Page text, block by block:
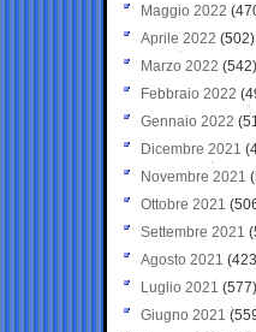
Maggio 2022
Aprile 2022 (502)
Marzo 2022 (542)
Febbraio 2022
Gennaio 2022
Dicembre 2021
Novembre 2021
Ottobre 2021
Settembre 2021
Agosto 2021
Luglio 2021 (577)
Giugno 2021